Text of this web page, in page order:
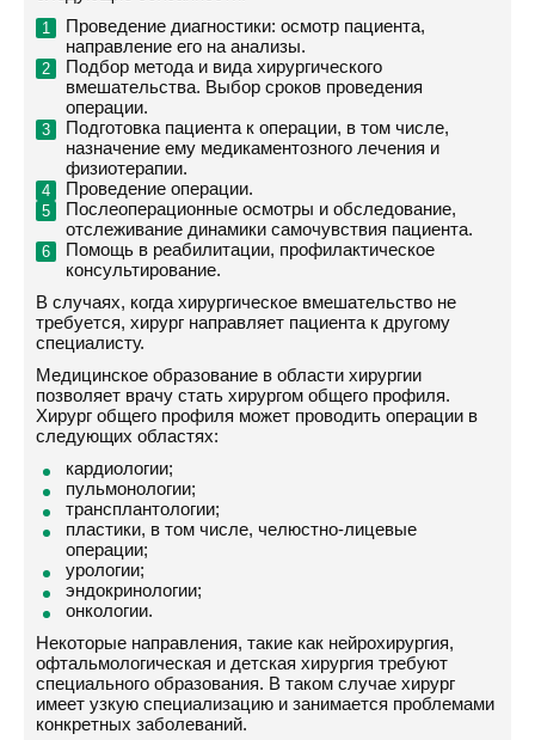
Проведение диагностики: осмотр пациента,
направление его на анализы.
Подбор метода и вида хирургического
вмешательства. Выбор сроков проведения
операции.
Подготовка пациента к операции, в том числе,
назначение ему медикаментозного лечения и
физиотерапии.
Проведение операции.
Послеоперационные осмотры и обследование,
отслеживание динамики самочувствия пациента.
Помощь в реабилитации, профилактическое
консультирование.
В случаях, когда хирургическое вмешательство не
требуется, хирург направляет пациента к другому
специалисту.
Медицинское образование в области хирургии
позволяет врачу стать хирургом общего профиля.
Хирург общего профиля может проводить операции в
следующих областях:
кардиологии;
пульмонологии;
трансплантологии;
пластики, в том числе, челюстно-лицевые
операции;
урологии;
эндокринологии;
онкологии.
Некоторые направления, такие как нейрохирургия,
офтальмологическая и детская хирургия требуют
специального образования. В таком случае хирург
имеет узкую специализацию и занимается проблемами
конкретных заболеваний.